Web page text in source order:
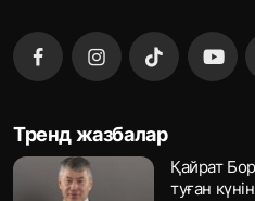
Тренд жазбалар
Қайрат
туған